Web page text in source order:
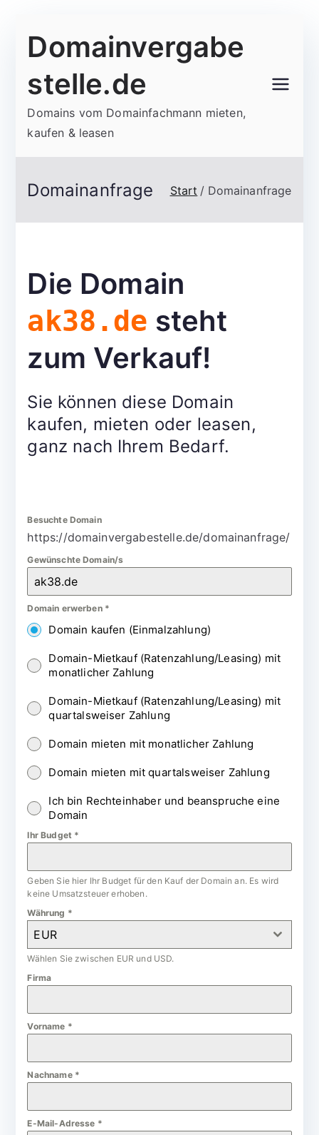
Inhalt
Domainvergabe
stelle.de
Domains vom Domainfachmann mieten,
kaufen & leasen
Domainanfrage Start Domainanfrage
Die Domain
ak38.de steht
zum Verkauf!
Sie können diese Domain
kaufen, mieten oder leasen,
ganz nach Ihrem Bedarf.
Besuchte Domain
https://domainvergabestelle.de/domainanfrage/
Gewünschte Domain/s
Domain erwerben *
Domain kaufen (Einmalzahlung)
Domain-Mietkauf (Ratenzahlung/Leasing) mit
monatlicher Zahlung
Domain-Mietkauf (Ratenzahlung/Leasing) mit
quartalsweiser Zahlung
Domain mieten mit monatlicher Zahlung
Domain mieten mit quartalsweiser Zahlung
Ich bin Rechteinhaber und beanspruche eine
Domain
Ihr Budget *
Geben Sie hier Ihr Budget für den Kauf der Domain an. Es wird
keine Umsatzsteuer erhoben.
Währung *
EUR
Wählen Sie zwischen EUR und USD.
Firma
Vorname *
Nachname *
E-Mail-Adresse *